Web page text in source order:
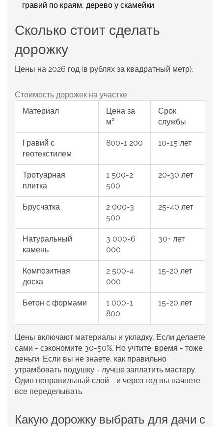
гравий по краям, дерево у скамейки.
Сколько стоит сделать
дорожку
Цены на 2026 год (в рублях за квадратный метр):
Стоимость дорожек на участке
Материал
Цена за
м²
Срок
службы
Гравий с
геотекстилем
800-1 200 10-15 лет
Тротуарная
плитка
1 500-2
500
20-30 лет
Брусчатка
2 000-3
500
25-40 лет
Натуральный
камень
3 000-6
000
30+ лет
Композитная
доска
2 500-4
000
15-20 лет
Бетон с формами
1 000-1
800
15-20 лет
Цены включают материалы и укладку. Если делаете
сами - сэкономите 30-50%. Но учтите: время - тоже
деньги. Если вы не знаете, как правильно
утрамбовать подушку - лучше заплатить мастеру.
Один неправильный слой - и через год вы начнете
все переделывать.
Какую дорожку выбрать для дачи с